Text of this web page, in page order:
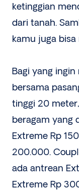
ketinggian
dari tanah.
kamu juga
Bagi yang
bersama
tinggi 20
beragam yang
Extreme Rp
200.000.
ada antrean
Extreme Rp